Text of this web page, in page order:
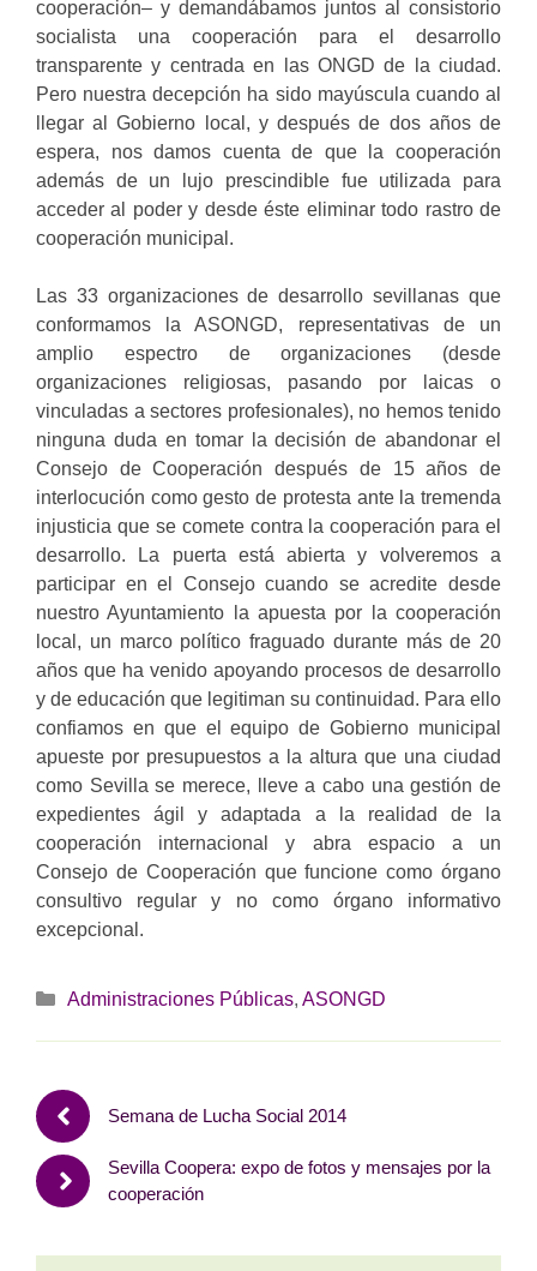
cooperación– y demandábamos juntos al consistorio
socialista una cooperación para el desarrollo
transparente y centrada en las ONGD de la ciudad.
Pero nuestra decepción ha sido mayúscula cuando al
llegar al Gobierno local, y después de dos años de
espera, nos damos cuenta de que la cooperación
además de un lujo prescindible fue utilizada para
acceder al poder y desde éste eliminar todo rastro de
cooperación municipal.
Las 33 organizaciones de desarrollo sevillanas que
conformamos la ASONGD, representativas de un
amplio espectro de organizaciones (desde
organizaciones religiosas, pasando por laicas o
vinculadas a sectores profesionales), no hemos tenido
ninguna duda en tomar la decisión de abandonar el
Consejo de Cooperación después de 15 años de
interlocución como gesto de protesta ante la tremenda
injusticia que se comete contra la cooperación para el
desarrollo. La puerta está abierta y volveremos a
participar en el Consejo cuando se acredite desde
nuestro Ayuntamiento la apuesta por la cooperación
local, un marco político fraguado durante más de 20
años que ha venido apoyando procesos de desarrollo
y de educación que legitiman su continuidad. Para ello
confiamos en que el equipo de Gobierno municipal
apueste por presupuestos a la altura que una ciudad
como Sevilla se merece, lleve a cabo una gestión de
expedientes ágil y adaptada a la realidad de la
cooperación internacional y abra espacio a un
Consejo de Cooperación que funcione como órgano
consultivo regular y no como órgano informativo
excepcional.
Categorías
Administraciones Públicas, ASONGD
Semana de Lucha Social 2014
Sevilla Coopera: expo de fotos y mensajes por la
cooperación